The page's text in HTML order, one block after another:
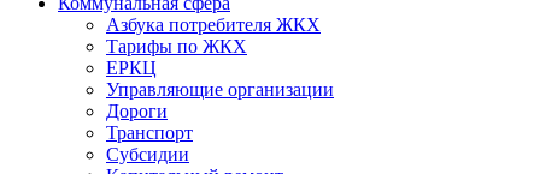
Азбука потребителя ЖКХ
Тарифы по ЖКХ
ЕРКЦ
Управляющие организации
Дороги
Транспорт
Субсидии